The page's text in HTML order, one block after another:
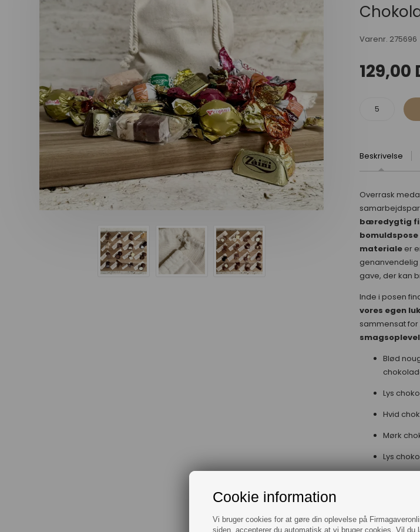
Cookie information
Vi bruger cookies for at gøre din oplevelse på
siden, accepterer du automatisk at vi bruger cookies. Vil
Varenr. 275696
129,00
Beskrivelse
Overrask
bæredygtig
materialeer
genanvendelig
gave, der kan
Inde i posen
vores egen
sammensat for
Blød
Lys
Hvid
Mørk
Lys
Lys